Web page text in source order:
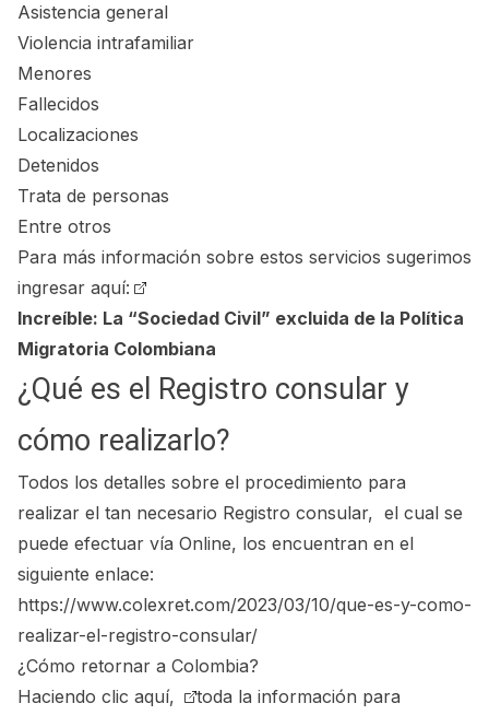
Asistencia general
Violencia intrafamiliar
Menores
Fallecidos
Localizaciones
Detenidos
Trata de personas
Entre otros
Para más información sobre estos servicios sugerimos
ingresar aquí:
Increíble: La “Sociedad Civil” excluida de la Política
Migratoria Colombiana
¿Qué es el Registro consular y
cómo realizarlo?
Todos los detalles sobre el procedimiento para
realizar el tan necesario Registro consular, el cual se
puede efectuar vía Online, los encuentran en el
siguiente enlace:
https://www.colexret.com/2023/03/10/que-es-y-como-
realizar-el-registro-consular/
¿Cómo retornar a Colombia?
Haciendo clic aquí,
toda la información para